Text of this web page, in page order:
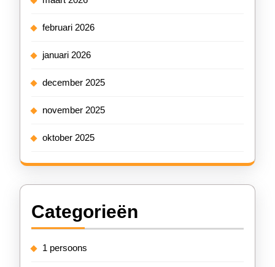
februari 2026
januari 2026
december 2025
november 2025
oktober 2025
Categorieën
1 persoons